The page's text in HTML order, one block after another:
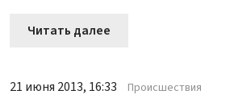
Читать далее
21 июня 2013, 16:33 Происшествия